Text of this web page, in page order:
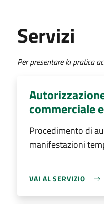
Servizi
Per presentare la pratica
commerciale
Procedimento di
manifestazioni
VAI AL SERVIZIO